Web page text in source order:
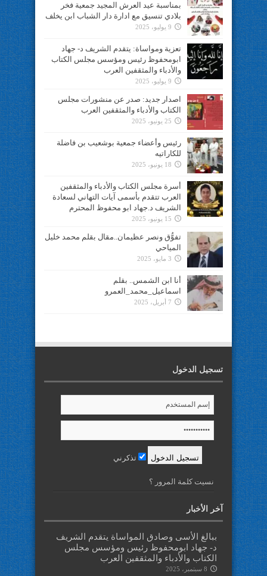
بمناسبة عيد العرش المجيد جمعية فخر
بلادي تنسيق مع ادارة دار الشباب ابن يخلف
9 يوليو، 2025
تعزية ومواساة: يتقدم الشريف د- جهاد
ابومحفوظ رئيس ومؤسس مجلس الكتاب
والأدباء والمثقفين العرب
9 يوليو، 2025
اصدار جديد: صدر عن منشورات مجلس
الكتاب والأدباء والمثقفين العرب
25 يونيو، 2025
رئيس وأعضاء جمعية بوشعيب بن فاضلة
للكاراتيه
18 يونيو، 2025
أسرة مجلس الكتاب والأدباء والمثقفين
العرب تتقدم بأسمى آيات التهاني لسعادة
الشريف د.جهاد ابو محفوظ المحترم
15 يونيو، 2025
تفوُّق ونصر عظيمان..مقال بقلم محمد خليل
المياحي
3 مايو، 2025
أنا ابن الشمس.. بقلم
اسماعيل_محمد_العمرو
7 أبريل، 2025
تسجيل الدخول
تذكرني
نسيت كلمة المرور ؟
آخر الأخبار
ببالغ الأسى وصادق المواساة يتقدم الشريف
د- جهاد ابومحفوظ رئيس ومؤسس مجلس
الكتاب والأدباء والمثقفين العرب
8 سبتمبر، 2025